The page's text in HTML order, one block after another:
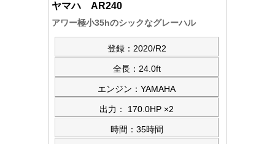
ヤマハ AR240
アワー極小35hのシックなグレーハル
登録：2020/R2
全長：24.0ft
エンジン：YAMAHA
出力： 170.0HP ×2
時間：35時間